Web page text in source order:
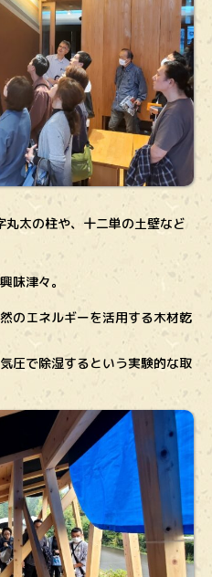
太の柱や、十二単の土壁など
味津々。
のエネルギーを活用する木材乾
圧で除湿するという実験的な取